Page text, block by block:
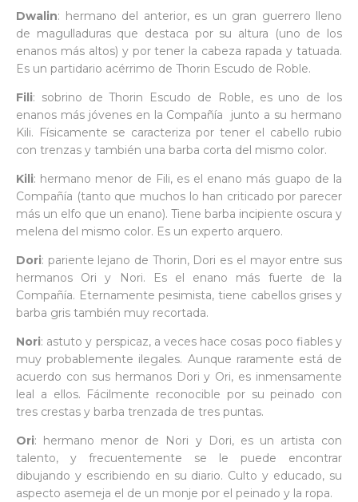
Dwalin: hermano del anterior, es un gran guerrero lleno
de magulladuras que destaca por su altura (uno de los
enanos más altos) y por tener la cabeza rapada y tatuada.
Es un partidario acérrimo de Thorin Escudo de Roble.
Fili: sobrino de Thorin Escudo de Roble, es uno de los
enanos más jóvenes en la Compañía junto a su hermano
Kili. Físicamente se caracteriza por tener el cabello rubio
con trenzas y también una barba corta del mismo color.
Kili: hermano menor de Fili, es el enano más guapo de la
Compañía (tanto que muchos lo han criticado por parecer
más un elfo que un enano). Tiene barba incipiente oscura y
melena del mismo color. Es un experto arquero.
Dori: pariente lejano de Thorin, Dori es el mayor entre sus
hermanos Ori y Nori. Es el enano más fuerte de la
Compañía. Eternamente pesimista, tiene cabellos grises y
barba gris también muy recortada.
Nori: astuto y perspicaz, a veces hace cosas poco fiables y
muy probablemente ilegales. Aunque raramente está de
acuerdo con sus hermanos Dori y Ori, es inmensamente
leal a ellos. Fácilmente reconocible por su peinado con
tres crestas y barba trenzada de tres puntas.
Ori: hermano menor de Nori y Dori, es un artista con
talento, y frecuentemente se le puede encontrar
dibujando y escribiendo en su diario. Culto y educado, su
aspecto asemeja el de un monje por el peinado y la ropa.